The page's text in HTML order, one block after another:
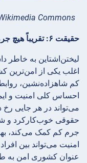
Commons
حقیقت ۶: تقریباً هیچ جرمی در کشور وجود ندارد
لیختن‌اشتاین به خاطر
اغلب یکی از
کم شاهزاده‌نشین،
احساس کلی امنیت و
می‌تواند در هر جایی رخ
حقوقی خوب‌کارکرد و
جرم کم کمک می‌کند،
امنیت می‌تواند بین
عنوان کشوری امن به